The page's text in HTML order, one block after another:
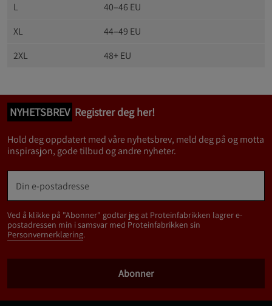
L
40–46 EU
XL
44–49 EU
2XL
48+ EU
NYHETSBREV Registrer deg her!
Hold deg oppdatert med våre nyhetsbrev, meld deg på og motta
inspirasjon, gode tilbud og andre nyheter.
Ved å klikke på "Abonner" godtar jeg at Proteinfabrikken lagrer e-
postadressen min i samsvar med Proteinfabrikken sin
Personvernerklæring.
Abonner